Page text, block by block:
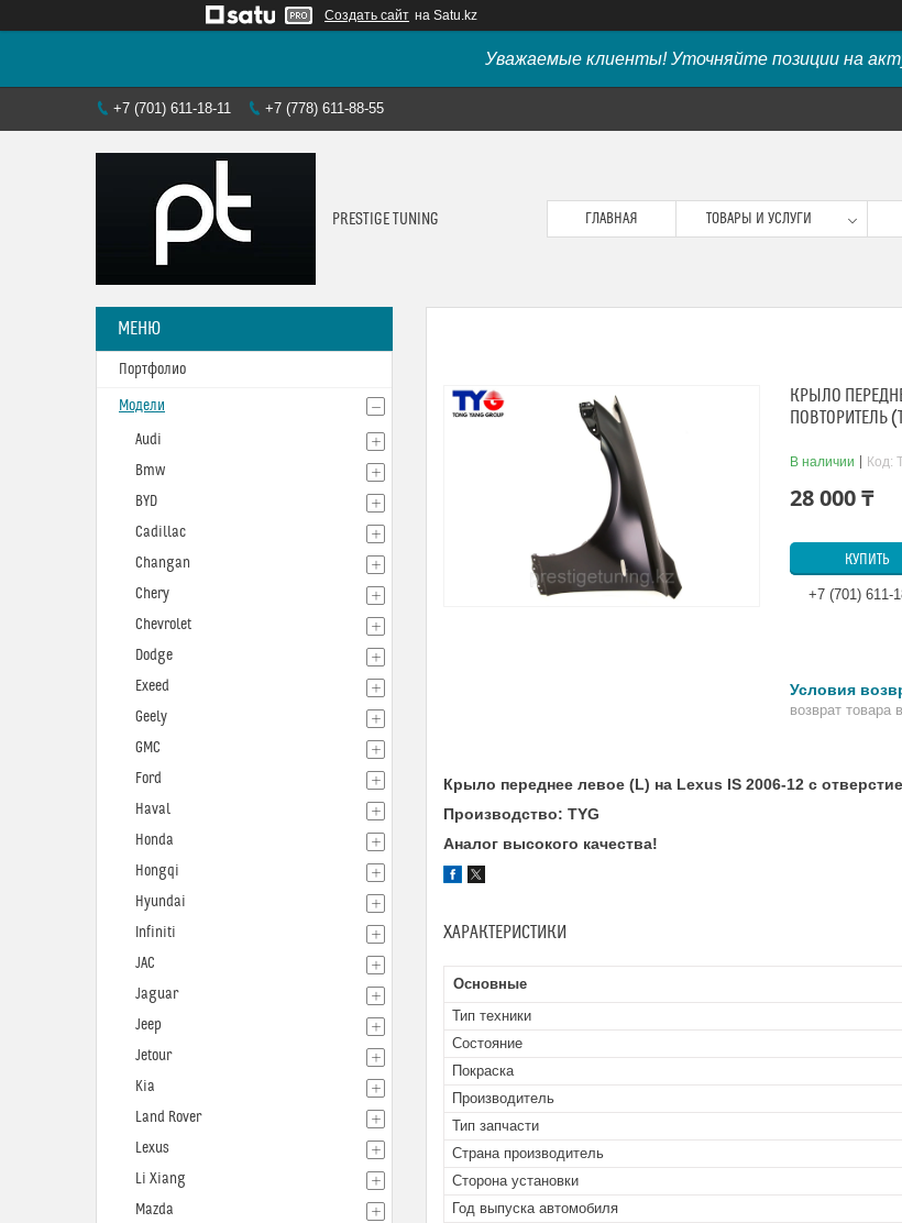
Создать сайт на Satu.kz
Уважаемые клиенты! Уточняйте позиции на
+7 (701) 611-18-11 +7 (778) 611-88-55
PRESTIGE TUNING ГЛАВНАЯ ТОВАРЫ И УСЛУГИ
КРЫЛО
ПОВТОРИТЕЛЬ
В наличии Код:
28 000 ₸
КУПИТЬ
+7 (701) 611-
возврат товара
Крыло переднее левое (L) на Lexus IS 2006-12 с
Производство: TYG
Аналог высокого качества!
ХАРАКТЕРИСТИКИ
Основные
Тип техники
Состояние
Покраска
Производитель
Тип запчасти
Страна производитель
Сторона установки
Год выпуска автомобиля
Портфолио
Модели
Audi
Bmw
BYD
Cadillac
Changan
Chery
Chevrolet
Dodge
Exeed
Geely
GMC
Ford
Haval
Honda
Hongqi
Hyundai
Infiniti
JAC
Jaguar
Jeep
Jetour
Kia
Land Rover
Lexus
Li Xiang
Mazda